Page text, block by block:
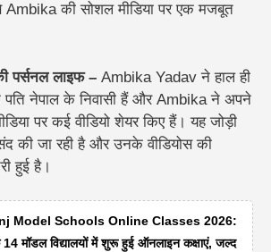
Ambika की सोशल मीडिया पर एक मजबूत
पर्सनल लाइफ – Ambika Yadav ने हाल ही
नेपाल के निवासी हैं और Ambika ने अपने
पर कई वीडियो शेयर किए हैं। यह जोड़ी
की जा रही है और उनके वीडियोस की
हुई है।
Model Schools Online Classes 2026:
मॉडल विद्यालयों में शुरू हुई ऑनलाइन कक्षाएं, जल्द